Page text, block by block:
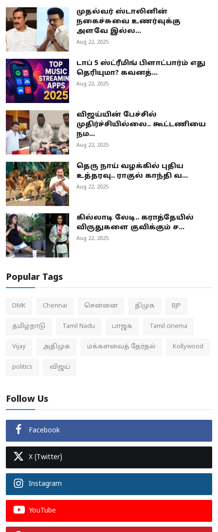
முதல்வர் ஸ்டாலினின்
நகைச்சுவை உணர்வுக்கு
அளவே இல்ல...
Aug 22, 2025
டாப் 5 ஸ்ட்ரீமிங் பிளாட்பார்ம் எது
தெரியுமா? கவனத்...
Aug 22, 2025
விஜய்யின் பேச்சில்
முதிர்ச்சியில்லை.. கூட்டணியை
நம...
Aug 22, 2025
தெரு நாய் வழக்கில் புதிய
உத்தரவு.. ராகுல் காந்தி வ...
Aug 22, 2025
கில்லாடி லேடி.. கராத்தேயில்
விருதுகளை குவிக்கும் ச...
Aug 22, 2025
Popular Tags
DMK Chennai சென்னை திமுக BJP
தமிழ்நாடு Tamil Nadu பாஜக Tamil cinema
Vijay அதிமுக மக்களவைத் தேர்தல் Kollywood
politics விஜய்
Follow Us
Facebook
X (Twitter)
Instagram
YouTube